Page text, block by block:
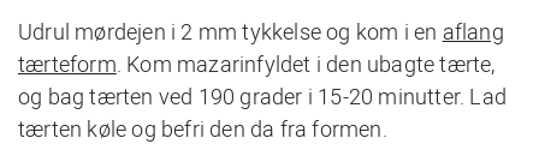
Udrul mørdejen i 2 mm tykkelse og kom i en aflang
tærteform. Kom mazarinfyldet i den ubagte tærte,
og bag tærten ved 190 grader i 15-20 minutter. Lad
tærten køle og befri den da fra formen.